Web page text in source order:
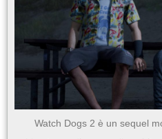
Watch Dogs 2 è un sequel